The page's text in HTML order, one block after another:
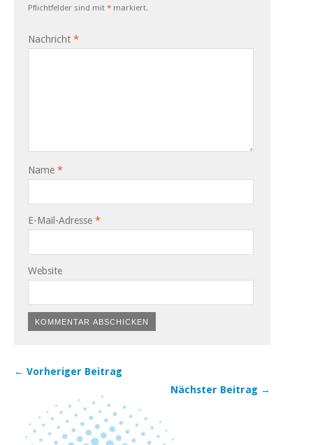
Pflichtfelder sind mit * markiert.
Nachricht *
Name *
E-Mail-Adresse *
Website
← Vorheriger Beitrag
Nächster Beitrag →